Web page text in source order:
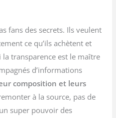
fans des secrets. Ils veulent
ce qu’ils achètent et
la transparence est le maître
d’informations
composition et leurs
à la source, pas de
super pouvoir des